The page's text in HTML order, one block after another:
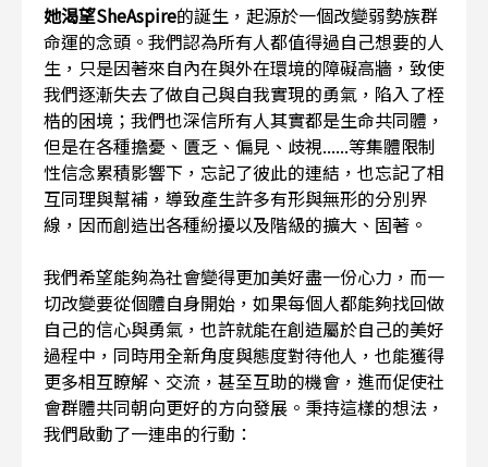
她渴望SheAspire的誕生，起源於一個改變弱勢族群
命運的念頭。我們認為所有人都值得過自己想要的人
生，只是因著來自內在與外在環境的障礙高牆，致使
我們逐漸失去了做自己與自我實現的勇氣，陷入了桎
梏的困境；我們也深信所有人其實都是生命共同體，
但是在各種擔憂、匱乏、偏見、歧視......等集體限制
性信念累積影響下，忘記了彼此的連結，也忘記了相
互同理與幫補，導致產生許多有形與無形的分別界
線，因而創造出各種紛擾以及階級的擴大、固著。
我們希望能夠為社會變得更加美好盡一份心力，而一
切改變要從個體自身開始，如果每個人都能夠找回做
自己的信心與勇氣，也許就能在創造屬於自己的美好
過程中，同時用全新角度與態度對待他人，也能獲得
更多相互瞭解、交流，甚至互助的機會，進而促使社
會群體共同朝向更好的方向發展。秉持這樣的想法，
我們啟動了一連串的行動：